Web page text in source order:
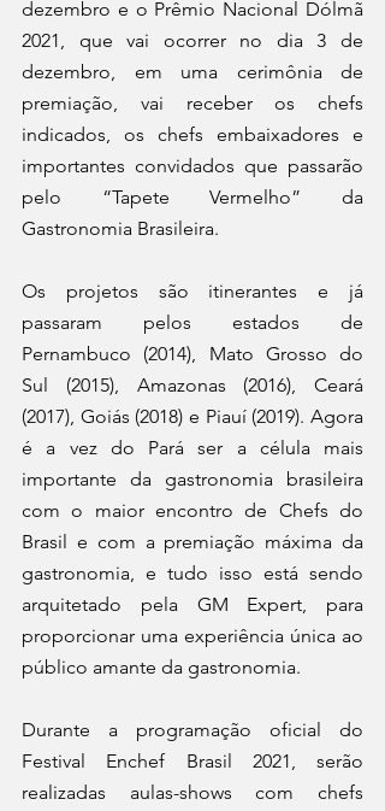
dezembro e o Prêmio Nacional Dólmã
2021, que vai ocorrer no dia 3 de
dezembro, em uma cerimônia de
premiação, vai receber os chefs
indicados, os chefs embaixadores e
importantes convidados que passarão
pelo “Tapete Vermelho” da
Gastronomia Brasileira.
Os projetos são itinerantes e já
passaram pelos estados de
Pernambuco (2014), Mato Grosso do
Sul (2015), Amazonas (2016), Ceará
(2017), Goiás (2018) e Piauí (2019). Agora
é a vez do Pará ser a célula mais
importante da gastronomia brasileira
com o maior encontro de Chefs do
Brasil e com a premiação máxima da
gastronomia, e tudo isso está sendo
arquitetado pela GM Expert, para
proporcionar uma experiência única ao
público amante da gastronomia.
Durante a programação oficial do
Festival Enchef Brasil 2021, serão
realizadas aulas-shows com chefs